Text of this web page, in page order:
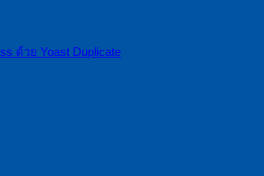
ด้วย Yoast Duplicate